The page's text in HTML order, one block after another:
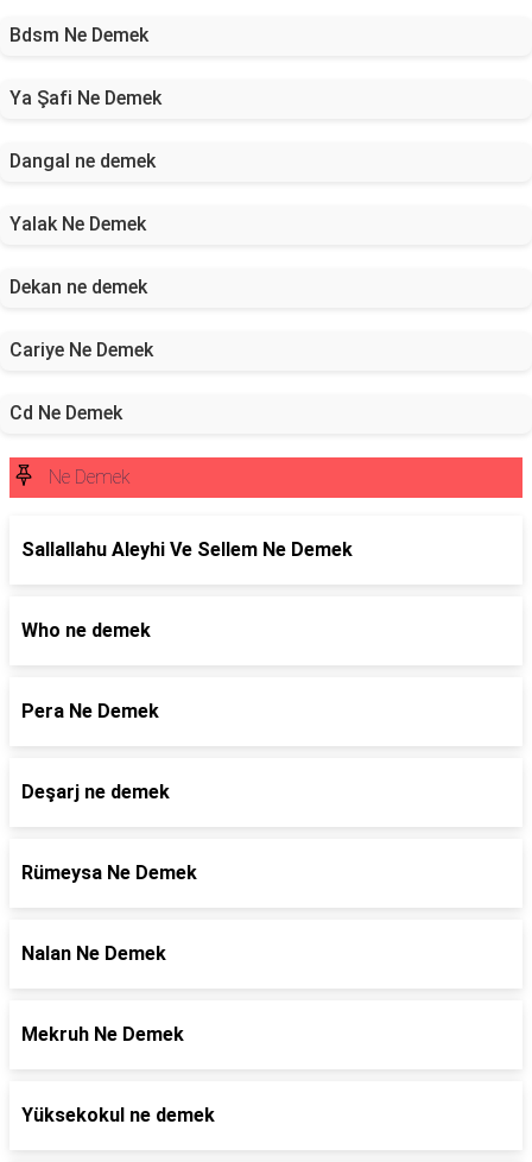
Bdsm Ne Demek
Ya Şafi Ne Demek
Dangal ne demek
Yalak Ne Demek
Dekan ne demek
Cariye Ne Demek
Cd Ne Demek
Ne Demek
Sallallahu Aleyhi Ve Sellem Ne Demek
Who ne demek
Pera Ne Demek
Deşarj ne demek
Rümeysa Ne Demek
Nalan Ne Demek
Mekruh Ne Demek
Yüksekokul ne demek